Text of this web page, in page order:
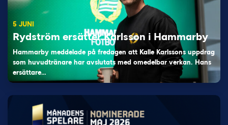
5 JUNI
Rydström ersätter Karlsson i Hammarby
Hammarby meddelade på fredagen att Kalle Karlssons uppdrag
som huvudtränare har avslutats med omedelbar verkan. Hans
ersättare…